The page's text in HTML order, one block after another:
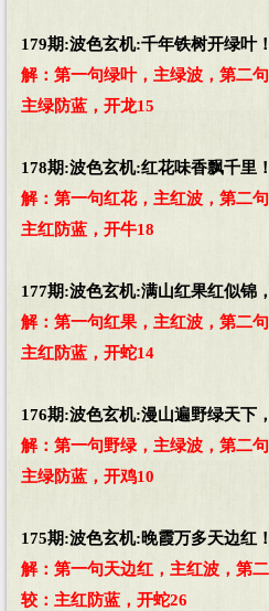
179期:波色玄机:千年铁树开绿叶
解：第一句绿叶，主绿波，第二
主绿防蓝，开龙15
178期:波色玄机:红花味香飘千里
解：第一句红花，主红波，第二
主红防蓝，开牛18
177期:波色玄机:满山红果红似锦
解：第一句红果，主红波，第二
主红防蓝，开蛇14
176期:波色玄机:漫山遍野绿天下
解：第一句野绿，主绿波，第二
主绿防蓝，开鸡10
175期:波色玄机:晚霞万多天边红
解：第一句天边红，主红波，第
较：主红防蓝，开蛇26